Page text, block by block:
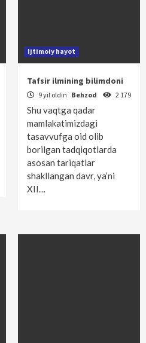
Ijtimoiy hayot
Tafsir ilmining bilimdoni
9 yil oldin Behzod 2 179
Shu vaqtga qadar
mamlakatimizdagi
tasavvufga oid olib
borilgan tadqiqotlarda
asosan tariqatlar
shakllangan davr, ya’ni
XII…